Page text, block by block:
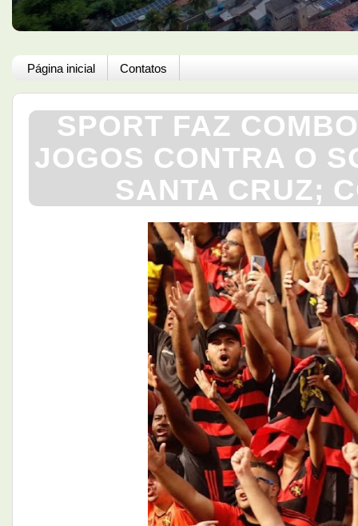
Página inicial Contatos
SPORT FAZ
JOGOS CONTRA O
SANTA CRUZ;